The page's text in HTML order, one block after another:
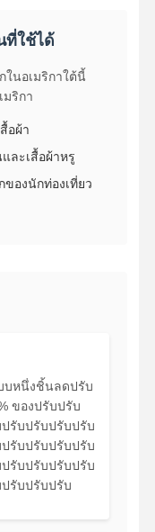
ที่ใช้ได้
ในอเมริกาใต้นี้
ริกา
อผ้า
ละเสื้อผ้าหรู
องนักท่องเที่ยว
บหนึ่งชิ้นลดปรับ
ของปรับปรับ
รับปรับปรับปรับ
รับปรับปรับปรับ
รับปรับปรับปรับ
รับปรับปรับ